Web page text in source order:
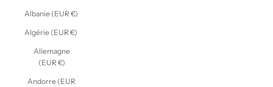
Albanie (EUR €)
Algérie (EUR €)
Allemagne
(EUR €)
Andorre (EUR